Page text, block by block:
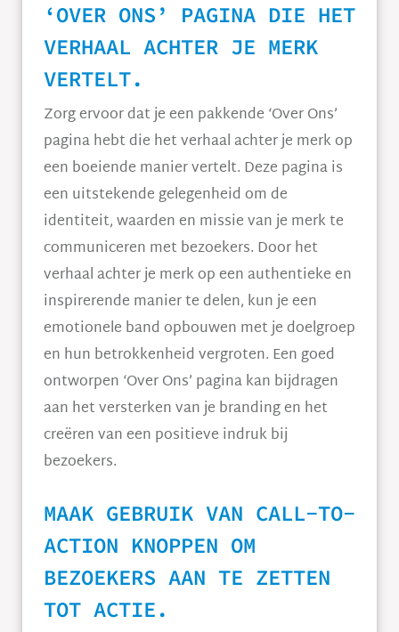
‘OVER ONS’ PAGINA DIE HET
VERHAAL ACHTER JE MERK
VERTELT.
Zorg ervoor dat je een pakkende ‘Over Ons’
pagina hebt die het verhaal achter je merk op
een boeiende manier vertelt. Deze pagina is
een uitstekende gelegenheid om de
identiteit, waarden en missie van je merk te
communiceren met bezoekers. Door het
verhaal achter je merk op een authentieke en
inspirerende manier te delen, kun je een
emotionele band opbouwen met je doelgroep
en hun betrokkenheid vergroten. Een goed
ontworpen ‘Over Ons’ pagina kan bijdragen
aan het versterken van je branding en het
creëren van een positieve indruk bij
bezoekers.
MAAK GEBRUIK VAN CALL-TO-
ACTION KNOPPEN OM
BEZOEKERS AAN TE ZETTEN
TOT ACTIE.